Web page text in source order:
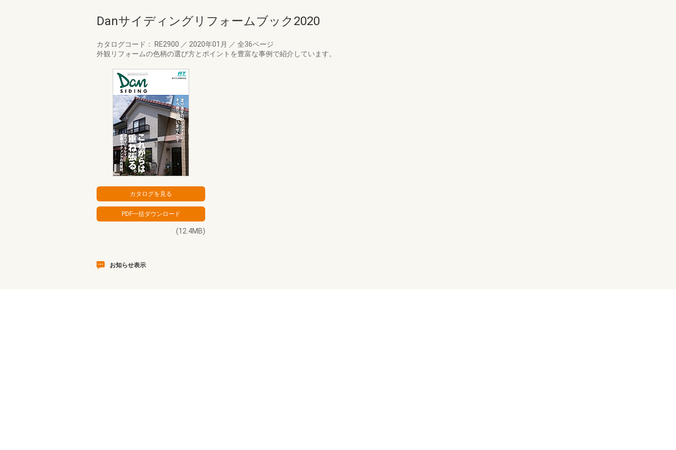
Danサイディングリフォームブック2020
カタログコード： RE2900 ／ 2020年01月 ／ 全36ページ
外観リフォームの色柄の選び方とポイントを豊富な事例で紹介しています。
(12.4MB)
お知らせ表示